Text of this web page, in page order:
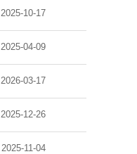
2025-10-17
2025-04-09
2026-03-17
2025-12-26
2025-11-04